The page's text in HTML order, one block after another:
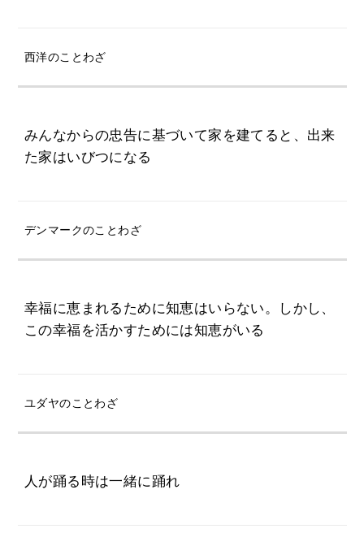
西洋のことわざ
みんなからの忠告に基づいて家を建てると、出来
た家はいびつになる
デンマークのことわざ
幸福に恵まれるために知恵はいらない。しかし、
この幸福を活かすためには知恵がいる
ユダヤのことわざ
人が踊る時は一緒に踊れ